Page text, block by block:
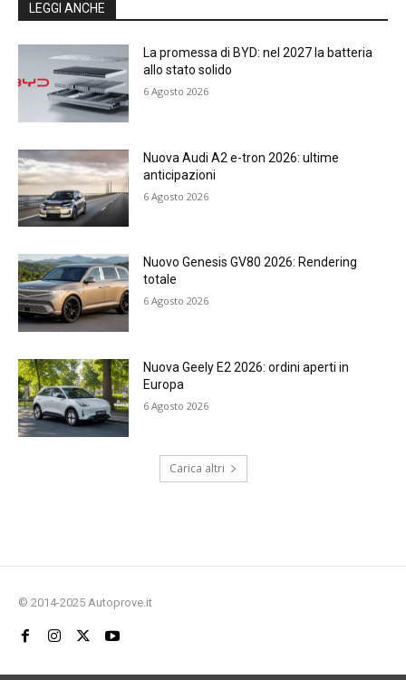
LEGGI ANCHE
La promessa di BYD: nel 2027 la batteria
allo stato solido
6 Agosto 2026
Nuova Audi A2 e-tron 2026: ultime
anticipazioni
6 Agosto 2026
Nuovo Genesis GV80 2026: Rendering
totale
6 Agosto 2026
Nuova Geely E2 2026: ordini aperti in
Europa
6 Agosto 2026
Carica altri
© 2014-2025 Autoprove.it